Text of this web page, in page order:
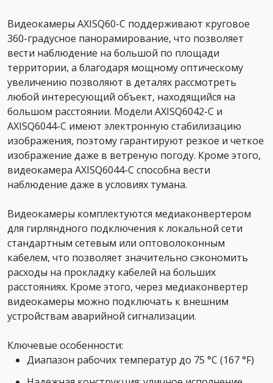
Видеокамеры AXISQ60-C поддерживают круговое
360-градусное панорамирование, что позволяет
вести наблюдение на большой по площади
территории, а благодаря мощному оптическому
увеличению позволяют в деталях рассмотреть
любой интересующий объект, находящийся на
большом расстоянии. Модели AXISQ6042-C и
AXISQ6044-C имеют электронную стабилизацию
изображения, поэтому гарантируют резкое и четкое
изображение даже в ветреную погоду. Кроме этого,
видеокамера AXISQ6044-C способна вести
наблюдение даже в условиях тумана.
Видеокамеры комплектуются медиаконвертером
для гирляндного подключения к локальной сети
стандартным сетевым или оптоволоконным
кабелем, что позволяет значительно сэкономить
расходы на прокладку кабелей на больших
расстояниях. Кроме этого, через медиаконвертер
видеокамеры можно подключать к внешним
устройствам аварийной сигнализации.
Ключевые особенности:
Диапазон рабочих температур до 75 °C (167 °F)